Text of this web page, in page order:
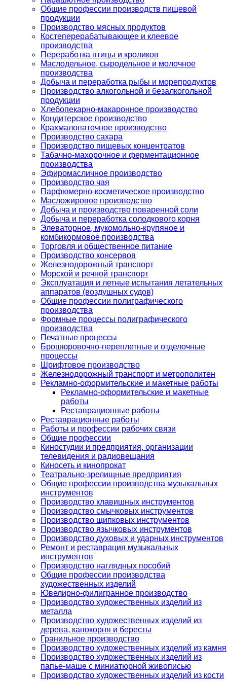
Общие профессии производств пищевой
продукции
Производство мясных продуктов
Костеперерабатывающее и клеевое
производства
Переработка птицы и кроликов
Маслодельное, сыродельное и молочное
производства
Добыча и переработка рыбы и морепродуктов
Производство алкогольной и безалкогольной
продукции
Хлебопекарно-макаронное производство
Кондитерское производство
Крахмалопаточное производство
Производство сахара
Производство пищевых концентратов
Табачно-махорочное и ферментационное
производства
Эфиромасличное производство
Производство чая
Парфюмерно-косметическое производство
Масложировое производство
Добыча и производство поваренной соли
Добыча и переработка солодкового корня
Элеваторное, мукомольно-крупяное и
комбикормовое производства
Торговля и общественное питание
Производство консервов
Железнодорожный транспорт
Морской и речной транспорт
Эксплуатация и летные испытания летательных
аппаратов (воздушных судов)
Общие профессии полиграфического
производства
Формные процессы полиграфического
производства
Печатные процессы
Брошюровочно-переплетные и отделочные
процессы
Шрифтовое производство
Железнодорожный транспорт и метрополитен
Рекламно-оформительские и макетные работы
Рекламно-оформительские и макетные
работы
Реставрационные работы
Реставрационные работы
Работы и профессии рабочих связи
Общие профессии
Киностудии и предприятия, организации
телевидения и радиовещания
Киносеть и кинопрокат
Театрально-зрелищные предприятия
Общие профессии производства музыкальных
инструментов
Производство клавишных инструментов
Производство смычковых инструментов
Производство щипковых инструментов
Производство язычковых инструментов
Производство духовых и ударных инструментов
Ремонт и реставрация музыкальных
инструментов
Производство наглядных пособий
Общие профессии производства
художественных изделий
Ювелирно-филигранное производство
Производство художественных изделий из
металла
Производство художественных изделий из
дерева, капокорня и бересты
Гранильное производство
Производство художественных изделий из камня
Производство художественных изделий из
папье-маше с миниатюрной живописью
Производство художественных изделий из кости